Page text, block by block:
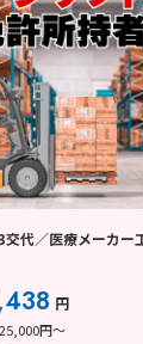
交代／医療メーカ
円
円～